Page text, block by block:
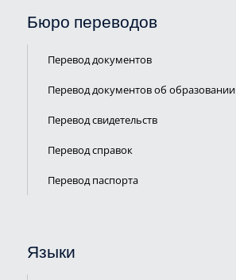
Бюро переводов
Перевод документов
Перевод документов об образовании
Перевод свидетельств
Перевод справок
Перевод паспорта
Языки